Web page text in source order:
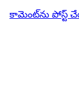
కామెంట్‌ను పోస్ట్